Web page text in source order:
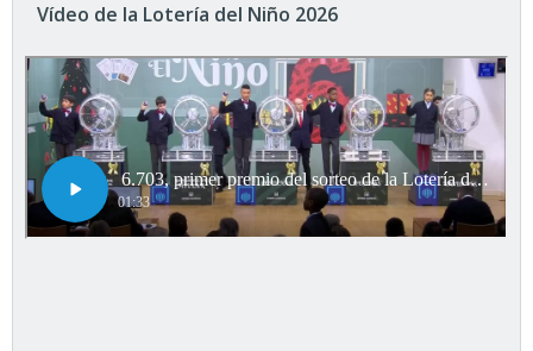
Vídeo de la Lotería del Niño 2026